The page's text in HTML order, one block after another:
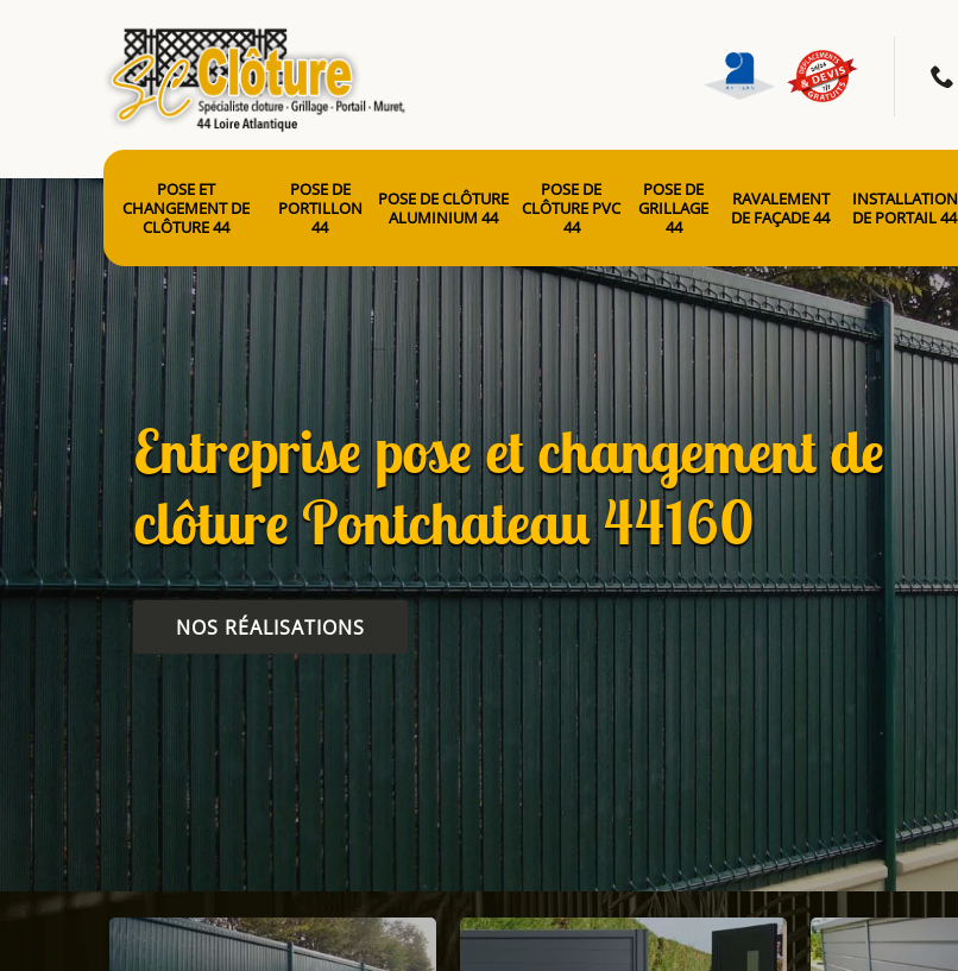
POSE ET
CHANGEMENT DE
CLÔTURE 44
POSE DE
PORTILLON
44
POSE DE CLÔTURE
ALUMINIUM 44
POSE DE
CLÔTURE PVC
44
POSE DE
GRILLAGE
44
RAVALEMENT
DE FAÇADE 44
INSTALLATION
DE PORTAIL 44
Entreprise pose et changement de
clôture Pontchateau 44160
NOS RÉALISATIONS